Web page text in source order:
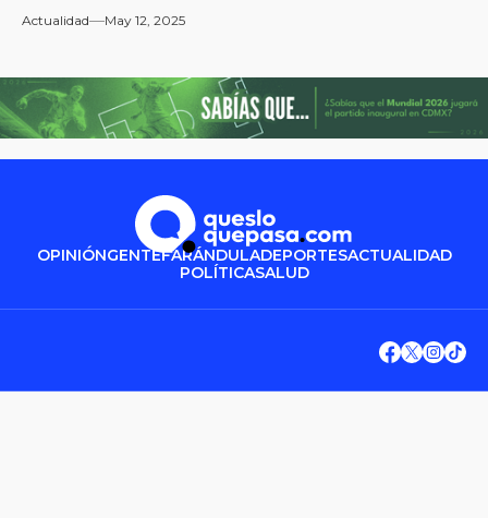
Actualidad May 12, 2025
OPINIÓNGENTEFARÁNDULADEPORTESACTUALIDAD
POLÍTICASALUD